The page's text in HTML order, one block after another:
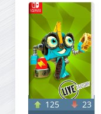
125 23